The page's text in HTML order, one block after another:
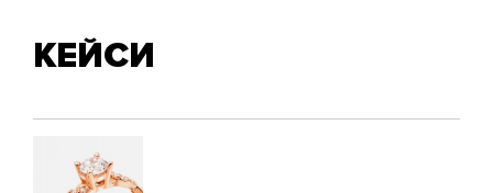
КЕЙСИ